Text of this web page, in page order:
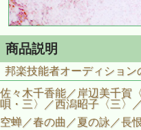
商品説明
邦楽技能者オーディショ
佐々木千香能／岸辺美千賀
唄・三〉／西潟昭子〈三〉
空蝉／春の曲／夏の詠／長